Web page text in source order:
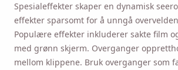
Spesialeffekter skaper en dynamisk
effekter sparsomt for å unngå
Populære effekter inkluderer sakte film
med grønn skjerm. Overganger
mellom klippene. Bruk overganger som